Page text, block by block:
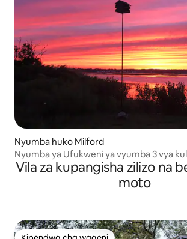
Nyumba huko Milford
Nyumba ya Ufukweni ya vyumba 3 vya
Beseni la Maji Moto!
Vila za kupangisha zilizo na
moto